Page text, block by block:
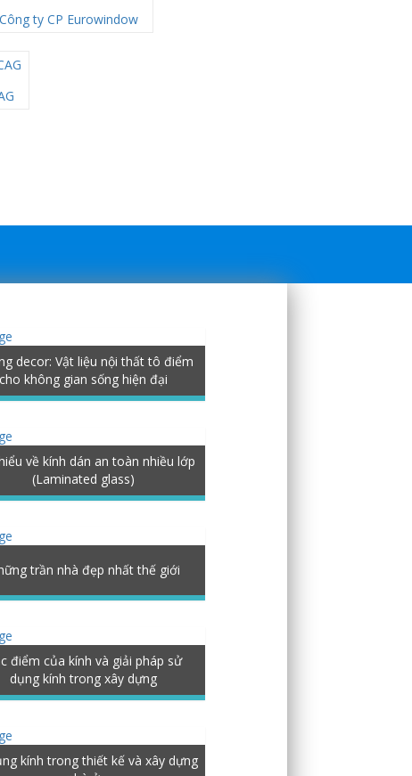
Công ty CP Eurowindow
decor: Vật liệu nội thất tô điểm
cho không gian sống hiện đại
về kính dán an toàn nhiều lớp
(Laminated glass)
trần nhà đẹp nhất thế giới
điểm của kính và giải pháp sử
dụng kính trong xây dựng
kính trong thiết kế và xây dựng